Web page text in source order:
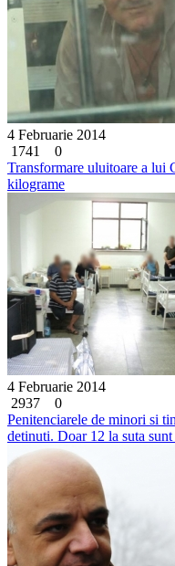
4 Februarie 2014
1741
0
Transformare uluitoare a lui
kilograme
4 Februarie 2014
2937
0
Penitenciarele de minori si
detinuti. Doar 12 la suta